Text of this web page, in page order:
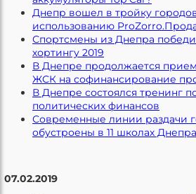
Днепр вошел в тройку
использованию
Спортсмены из Днепра
хортингу 2019
В Днепре продолжается
ЖСК на софинансирование
В Днепре состоялся тренинг
политических финансов
Современные линии раздачи
обустроены в 11 школах Днепра
07.02.2019